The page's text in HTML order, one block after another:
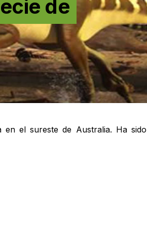
de
en el sureste de Australia. Ha sido